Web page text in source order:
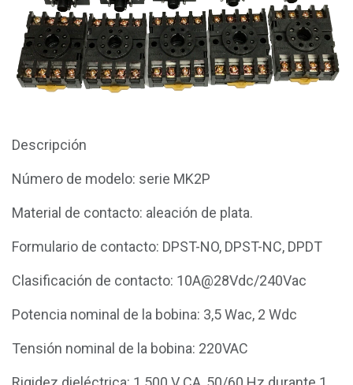
Descripción
Número de modelo: serie MK2P
Material de contacto: aleación de plata.
Formulario de contacto: DPST-NO, DPST-NC, DPDT
Clasificación de contacto: 10A@28Vdc/240Vac
Potencia nominal de la bobina: 3,5 Wac, 2 Wdc
Tensión nominal de la bobina: 220VAC